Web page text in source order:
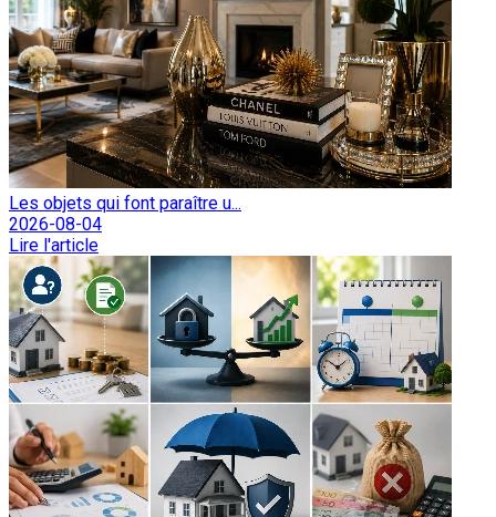
Les objets qui font paraître u...
2026-08-04
Lire l'article